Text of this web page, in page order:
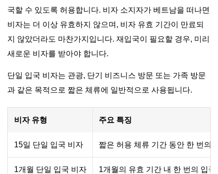
국할 수 있도록 허용합니다. 비자 소지자가 베트남을 떠나면
비자는 더 이상 유효하지 않으며, 비자 유효 기간이 만료되
지 않았더라도 마찬가지입니다. 재입국이 필요할 경우, 미리
새로운 비자를 받아야 합니다.
단일 입국 비자는 관광, 단기 비즈니스 방문 또는 가족 방문
과 같은 목적으로 짧은 체류에 일반적으로 사용됩니다.
비자 유형 주요 특징
15일 단일 입국 비자 짧은 허용 체류 기간 동안 한 번의
1개월 단일 입국 비자 1개월의 유효 기간 내 한 번의 입